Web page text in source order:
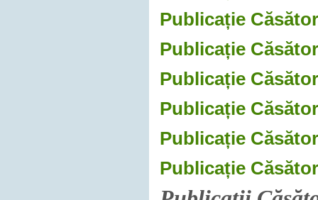
Publicație
Publicație
Publicație
Publicație
Publicație
Publicație